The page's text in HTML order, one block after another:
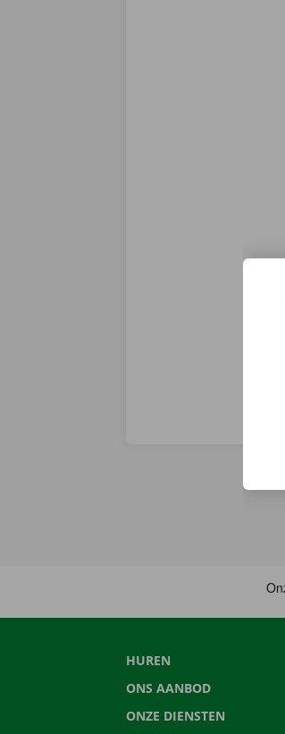
HUREN
ONS AANBOD
ONZE DIENSTEN